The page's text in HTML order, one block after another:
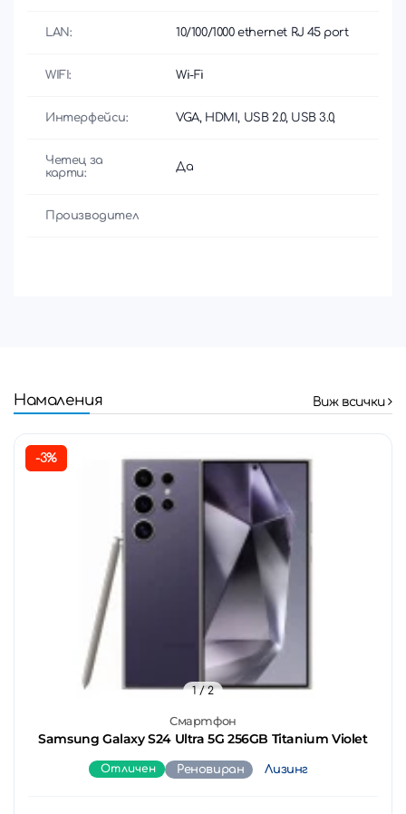
LAN: 10/100/1000 ethernet RJ 45 port
WIFI: Wi-Fi
Интерфейси: VGA, HDMI, USB 2.0, USB 3.0,
Четец за
карти:
Да
Производител
Намаления Виж всички
-3%
Смартфон
Samsung Galaxy S24 Ultra 5G 256GB Titanium Violet
1/ 2
Отличен Реновиран Лизинг